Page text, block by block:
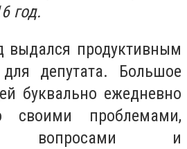
год.
продуктивным
депутата. Большое
буквально ежедневно
своими проблемами,
вопросами и